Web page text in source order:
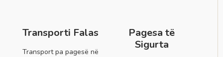
Transporti Falas
Transport pa pagesë në
Pagesa të
Sigurta